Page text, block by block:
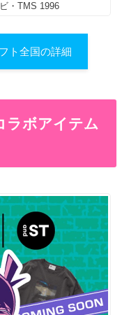
・TMS 1996
ト全国の詳細
ラボアイテム